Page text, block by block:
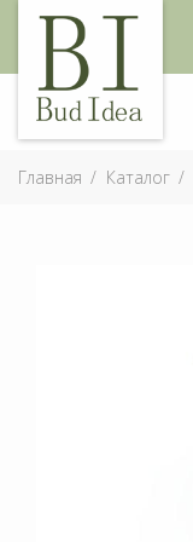
Главная Каталог